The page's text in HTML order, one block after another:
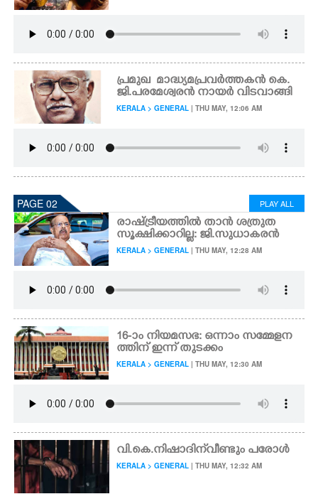
പ്ര​മു​ഖ ​ ​മാ​ദ്ധ്യ​മ​പ്ര​വ​ർ​ത്ത​ക​ൻ കെ.
ജി.പരമേശ്വരൻ നായർ വിടവാങ്ങി
KERALA > GENERAL | THU MAY, 12:06 AM
PAGE 02 PLAY ALL
രാഷ്ട്രീയത്തിൽ താൻ ശത്രുത
സൂക്ഷിക്കാറില്ല: ജി.സുധാകരൻ
KERALA > GENERAL | THU MAY, 12:28 AM
16-ാം നിയമസഭ: ഒന്നാം സമ്മേളന
ത്തിന് ഇന്ന് തുടക്കം
KERALA > GENERAL | THU MAY, 12:30 AM
വി.കെ.നിഷാദിന് വീണ്ടും പരോൾ
KERALA > GENERAL | THU MAY, 12:32 AM